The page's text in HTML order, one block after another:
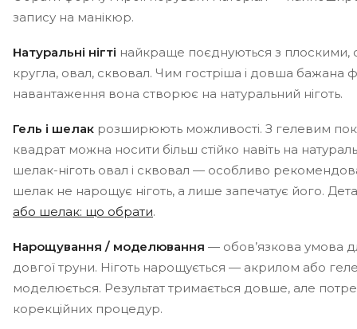
запису на манікюр.
Натуральні нігті найкраще поєднуються з плоскими,
кругла, овал, сквовал. Чим гостріша і довша бажана
навантаження вона створює на натуральний ніготь.
Гель і шелак розширюють можливості. З гелевим
квадрат можна носити більш стійко навіть на
шелак-ніготь овал і сквовал — особливо
шелак не нарощує ніготь, а лише запечатує його.
або шелак: що обрати.
Нарощування / моделювання — обов’язкова умова
довгої труни. Ніготь нарощується — акрилом або
моделюється. Результат тримається довше, але
корекційних процедур.